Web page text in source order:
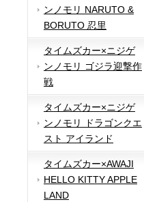
ンノモリ NARUTO &
BORUTO 忍里
タイムズカー×ニジゲ
ンノモリ ゴジラ迎撃作
戦
タイムズカー×ニジゲ
ンノモリ ドラゴンクエ
スト アイランド
タイムズカー×AWAJI
HELLO KITTY APPLE
LAND